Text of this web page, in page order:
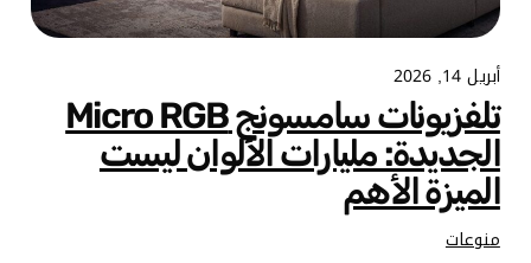
أبريل 14, 2026
تلفزيونات سامسونج Micro RGB
الجديدة: مليارات الألوان ليست
الميزة الأهم
منوعات